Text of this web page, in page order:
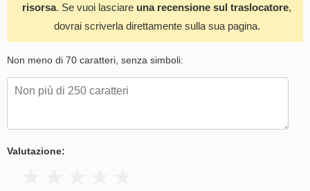
risorsa. Se vuoi lasciare una recensione sul traslocatore,
dovrai scriverla direttamente sulla sua pagina.
Non meno di 70 caratteri, senza simboli:
Valutazione: